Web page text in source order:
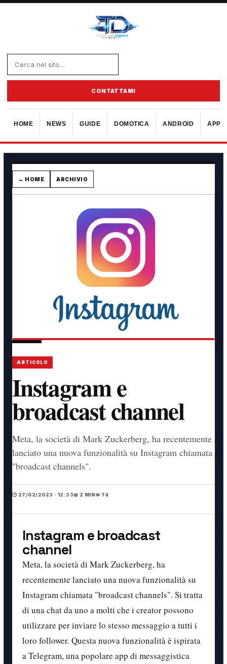
CONTATTAMI
HOME NEWS GUIDE DOMOTICA ANDROID
← HOME ARCHIVIO
ARTICOLO
Instagram e
broadcast channel
Meta, la società di Mark Zuckerberg, ha recentemente
lanciato una nuova funzionalità su Instagram chiamata
"broadcast channels".
🕒 27/02/2023 · 12:33📖 2 MIN👁️ 74
Instagram e broadcast
channel
Meta, la società di Mark Zuckerberg, ha
recentemente lanciato una nuova funzionalità su
Instagram chiamata "broadcast channels". Si tratta
di una chat da uno a molti che i creator possono
utilizzare per inviare lo stesso messaggio a tutti i
loro follower. Questa nuova funzionalità è ispirata
a Telegram, una popolare app di messaggistica